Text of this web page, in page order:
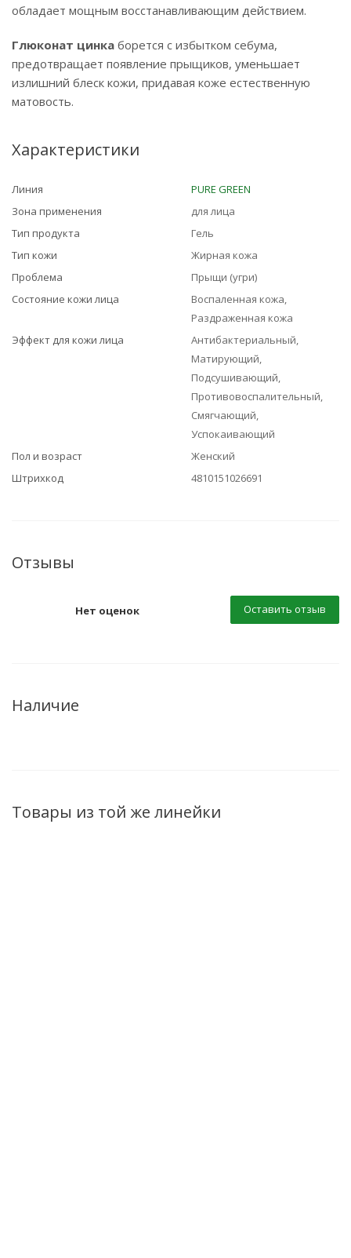
обладает мощным восстанавливающим действием.
Глюконат цинка борется с избытком себума,
предотвращает появление прыщиков, уменьшает
излишний блеск кожи, придавая коже естественную
матовость.
Характеристики
Линия
PURE GREEN
Зона применения
для лица
Тип продукта
Гель
Тип кожи
Жирная кожа
Проблема
Прыщи (угри)
Состояние кожи лица
Воспаленная кожа,
Раздраженная кожа
Эффект для кожи лица
Антибактериальный,
Матирующий,
Подсушивающий,
Противовоспалительный,
Смягчающий,
Успокаивающий
Пол и возраст
Женский
Штрихкод
4810151026691
Отзывы
Нет оценок Оставить отзыв
Наличие
Товары из той же линейки